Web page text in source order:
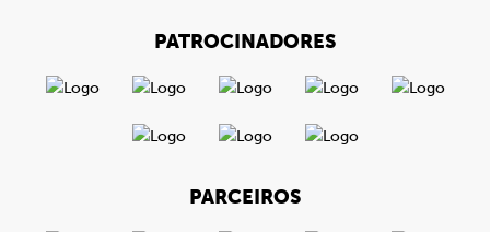
PATROCINADORES
PARCEIROS